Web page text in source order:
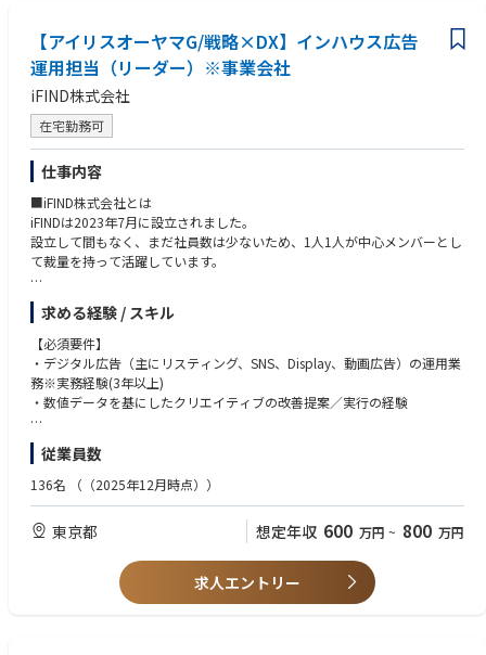
い環境が整えられられています。
■業務内容
・アイリスオーヤマグループにおけるトップダウン型ブランド戦略のグラ
ンドデザイン策定・実行
・企業ブランド、サブブランド、各商品カテゴリー（家電、ヘルスケア、
生活用品、食品等）におけるブランドアイデンティティ（提供価値、ター
ゲット、トーン＆マナー）の再定義とガイドライン策定
・社内外のステークホルダー（事業部、開発、営業、代理店など）を含む
プロジェクトのリード
・チームメンバー（複数名）のマネジメント、育成、評価
・ブランドコミュニケーションを含むIMCプランニングへのアドバイザリ
ー参画
とPDCAサイクルの構築
現在、アイリスオーヤマ社として注力している事業は食品、日用品、ペッ
ト用品、家電製品などになります。
■BtoB事業について
日本における労働力不足を解決するため、2020年にロボティクス事業に参
入し、サービスロボットの累計導入社数は7,000社を超え※2、業務用清掃
ロボットにおけるベンダーシェアは2023年から2年連続で1位※3を達成し
ています。また2025年10月には、ソフトウェアとハードウェアの双方を
完全内製したDX清掃ロボット「JILBY（ジルビー）」を発表し、ロボット
メーカーベンダーとしての自立を進めています。さらなる事業成長に向け
て、清掃にとどまらない労働力不足の解決に向けた幅広いサービスの展開
を目指しています。
※BtoBもBtoCも携わることができます。
・自身のアイデアを積極的に発信し、変革をリードするリーダーシップを
発揮できる方
【アイリスオーヤマG/戦略×DX】インハウス広告
運用担当（リーダー）※事業会社
iFIND株式会社
在宅勤務可
仕事内容
■iFIND株式会社とは
iFINDは2023年7月に設立されました。
設立して間もなく、まだ社員数は少ないため、1人1人が中心メンバーとし
て裁量を持って活躍しています。
当社はアイリスオーヤマ社と連携をし、アイリスオーヤマ社のDX化を主軸
とした【データマーケティング事業】、【プロモーション・マーケティン
グ事業】を担っています。
iFINDは、創業期のスタートアップな雰囲気を持ちつつも、大手製造業をフ
ィールドとしたサービス開発ができる、ベンチャーと大企業の双方の良さ
を、兼ね備えています。
意見を挙げれば自分が好きなテーマに挑戦できる風土があり、個人のチャ
レンジが会社の成長に直結する環境があります。
社長も経営層もアイリスオーヤマと同じですので母体も安心していただけ
（※アイリスオーヤマからの受託や代理店業務（ハウスエージェンシー）
あくまでもアイリスオーヤマ社と並列の立場で広告プロモーション領域に
おいて全権限をもっております。）
求める経験 / スキル
【必須要件】
・デジタル広告（主にリスティング、SNS、Display、動画広告）の運用業
務※実務経験(3年以上)
・数値データを基にしたクリエイティブの改善提案／実行の経験
【歓迎要件】
※いずれか一つでも経験あれば尚良
・SEO/CRO領域の運用業務※実務経験（3年以上）
売チャネルにまたがるUpper領域施策の評価・運用改善経験
・ROIを改善し続けていく統合的なPDCAのリード
・デジタル広告の運用チーム、またはWebサービスのマーケティング部門
のマネジメント経験
・ブランド領域とダイレクト領域を横断する施策の広告運用経験
従業員数
136名 （（2025年12月時点））
東京都 想定年収 600 万円 ~ 800 万円
求人エントリー